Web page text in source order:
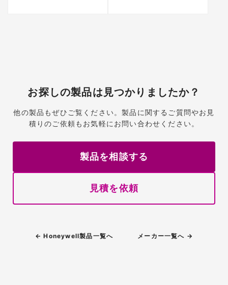
お探しの製品は見つかりましたか？
他の製品もぜひご覧ください。製品に関するご質問やお見
積りのご依頼もお気軽にお問い合わせください。
製品を相談する
見積を依頼
← Honeywell製品一覧へ メーカー一覧へ →